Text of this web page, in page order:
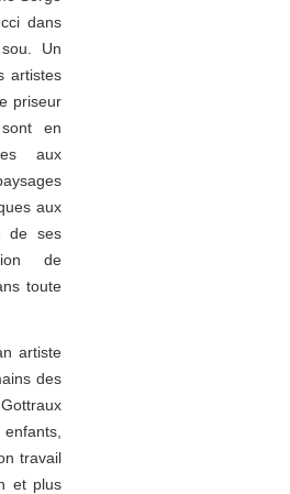
dans
Un
artistes
priseur
en
aux
aux
de ses
de
toute
artiste
des
travail
et plus